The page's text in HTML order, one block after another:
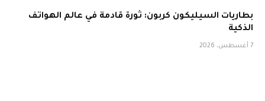
بطاريات السيليكون كربون: ثورة قادمة في عالم الهواتف
الذكية
7 أغسطس، 2026